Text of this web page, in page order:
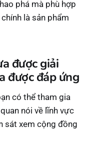
phá mà phù hợp
là sản phẩm
được giải
được đáp ứng
có thể tham gia
nói về lĩnh vực
sát xem cộng đồng